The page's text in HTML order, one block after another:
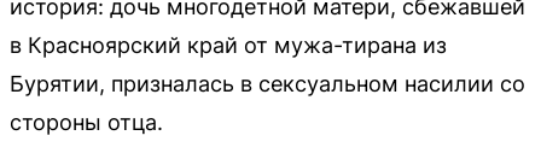
история: дочь многодетной матери, сбежавшей
в Красноярский край от мужа-тирана из
Бурятии, призналась в сексуальном насилии со
стороны отца.